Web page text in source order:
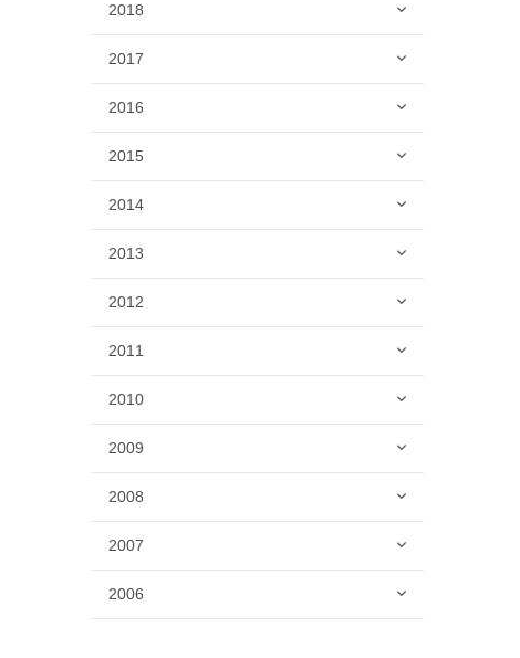
2018
2017
2016
2015
2014
2013
2012
2011
2010
2009
2008
2007
2006